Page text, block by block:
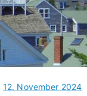
12. November 2024